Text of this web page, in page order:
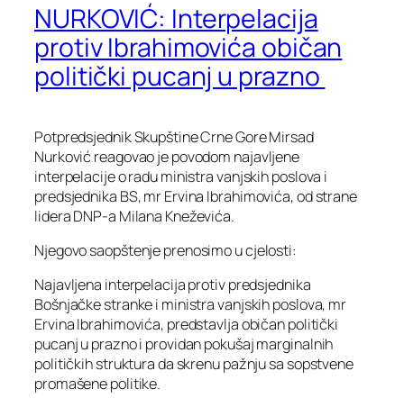
NURKOVIĆ: Interpelacija
protiv Ibrahimovića običan
politički pucanj u prazno
Potpredsjednik Skupštine Crne Gore Mirsad
Nurković reagovao je povodom najavljene
interpelacije o radu ministra vanjskih poslova i
predsjednika BS, mr Ervina Ibrahimovića, od strane
lidera DNP-a Milana Kneževića.
Njegovo saopštenje prenosimo u cjelosti:
Najavljena interpelacija protiv predsjednika
Bošnjačke stranke i ministra vanjskih poslova, mr
Ervina Ibrahimovića, predstavlja običan politički
pucanj u prazno i providan pokušaj marginalnih
političkih struktura da skrenu pažnju sa sopstvene
promašene politike.